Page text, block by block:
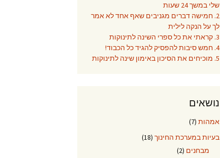
שלי במשך 24 שעות
2. חמישה דברים מגניבים שאף אחד לא אמר
לך על הנקה לילית
3. קראתי את כל ספרי השינה לתינוקות
4. חמש סיבות להפסיק להגיד כל הכבוד!
5. מוכיחים את הסיכון באימון שינה לתינוקות
נושאים
אמהות (7)
בעיות במערכת החינוך (18)
מבחנים (2)